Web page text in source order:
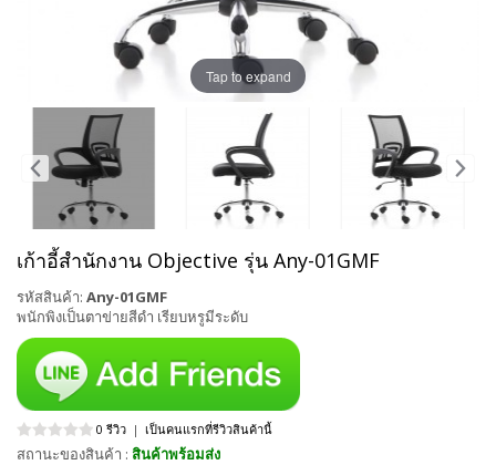
Tap to expand
เก้าอี้สำนักงาน Objective รุ่น Any-01GMF
รหัสสินค้า: Any-01GMF
พนักพิงเป็นตาข่ายสีดำ เรียบหรูมีระดับ
0 รีวิว | เป็นคนแรกที่รีวิวสินค้านี้
สถานะของสินค้า : สินค้าพร้อมส่ง